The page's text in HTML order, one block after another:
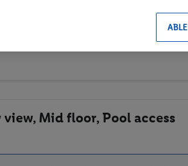
Mid floor, Pool access